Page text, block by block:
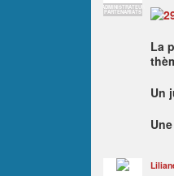
ADMINISTRATEUR
PARTENARIATS
La
Un